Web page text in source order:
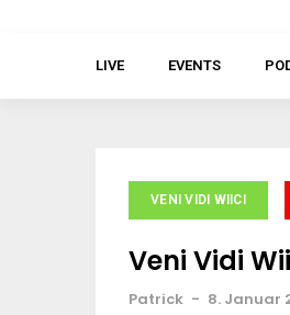
LIVE EVENTS
VENI VIDI WIICI
Veni Vidi
Patrick - 8. Januar